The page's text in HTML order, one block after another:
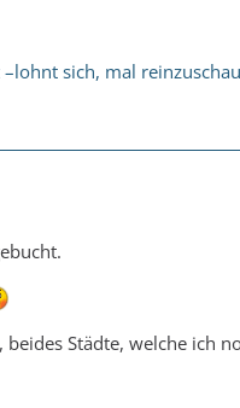
sich, mal
Städte, welche ich